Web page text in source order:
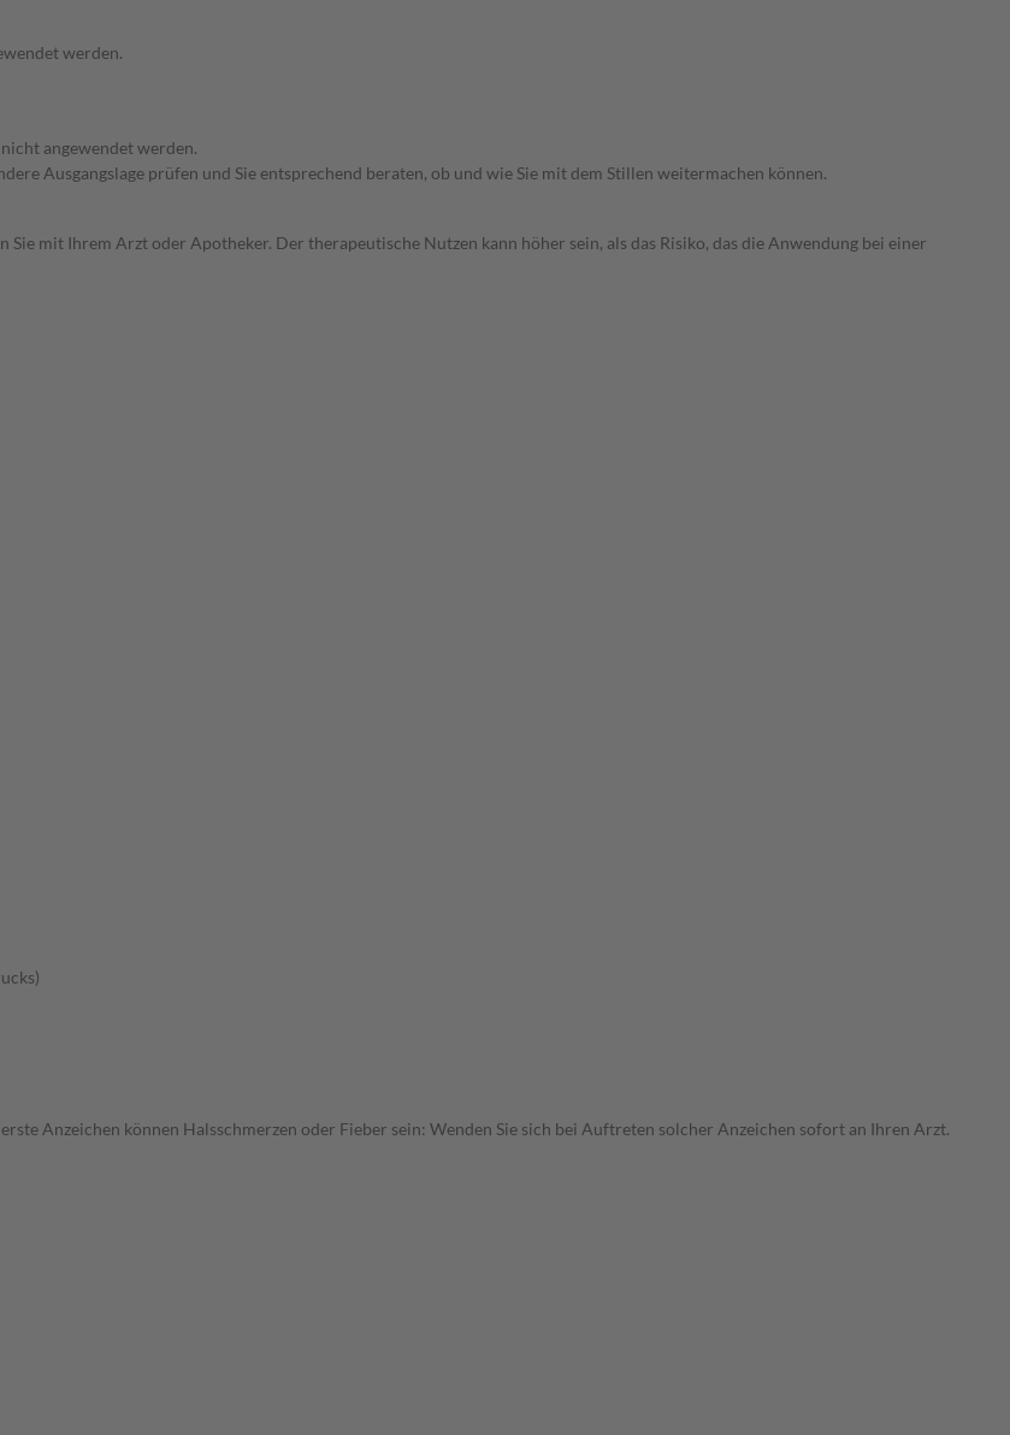
werden.
angewendet werden.
Ausgangslage prüfen und Sie entsprechend beraten, ob und wie Sie mit dem Stillen weitermachen können.
mit Ihrem Arzt oder Apotheker. Der therapeutische Nutzen kann höher sein, als das Risiko, das die Anwendung bei einer
Anzeichen können Halsschmerzen oder Fieber sein: Wenden Sie sich bei Auftreten solcher Anzeichen sofort an Ihren Arzt.